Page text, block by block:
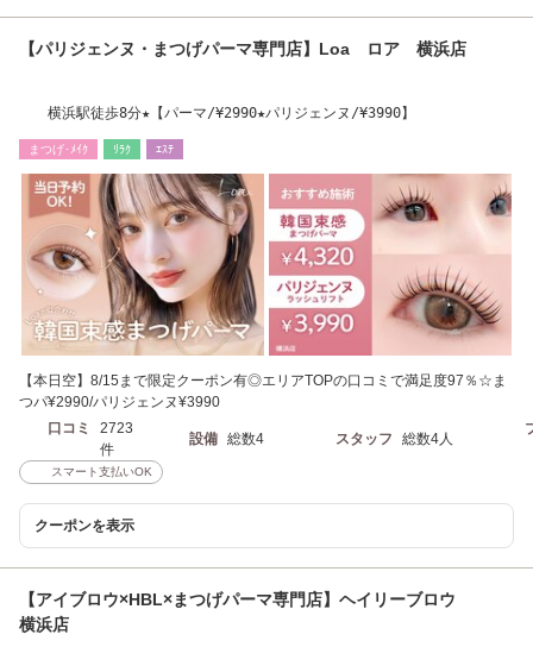
【パリジェンヌ・まつげパーマ専門店】Loa ロア 横浜店
横浜駅徒歩8分★【パーマ/¥2990★パリジェンヌ/¥3990】
まつげ･ﾒｲｸ ﾘﾗｸ ｴｽﾃ
【本日空】8/15まで限定クーポン有◎エリアTOPの口コミで満足度97％☆ま
つパ¥2990/パリジェンヌ¥3990
口コミ
2723
件
設備 総数4 スタッフ 総数4人
スマート支払いOK
クーポンを表示
【アイブロウ×HBL×まつげパーマ専門店】ヘイリーブロウ
横浜店